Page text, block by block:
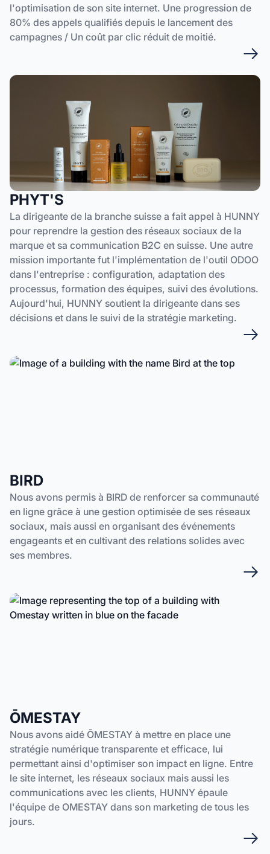
l'optimisation de son site internet. Une progression de
80% des appels qualifiés depuis le lancement des
campagnes / Un coût par clic réduit de moitié.
PHYT'S
La dirigeante de la branche suisse a fait appel à HUNNY
pour reprendre la gestion des réseaux sociaux de la
marque et sa communication B2C en suisse. Une autre
mission importante fut l'implémentation de l'outil ODOO
dans l'entreprise : configuration, adaptation des
processus, formation des équipes, suivi des évolutions.
Aujourd'hui, HUNNY soutient la dirigeante dans ses
décisions et dans le suivi de la stratégie marketing.
BIRD
Nous avons permis à BIRD de renforcer sa communauté
en ligne grâce à une gestion optimisée de ses réseaux
sociaux, mais aussi en organisant des événements
engageants et en cultivant des relations solides avec
ses membres.
ŌMESTAY
Nous avons aidé ŌMESTAY à mettre en place une
stratégie numérique transparente et efficace, lui
permettant ainsi d'optimiser son impact en ligne. Entre
le site internet, les réseaux sociaux mais aussi les
communications avec les clients, HUNNY épaule
l'équipe de OMESTAY dans son marketing de tous les
jours.